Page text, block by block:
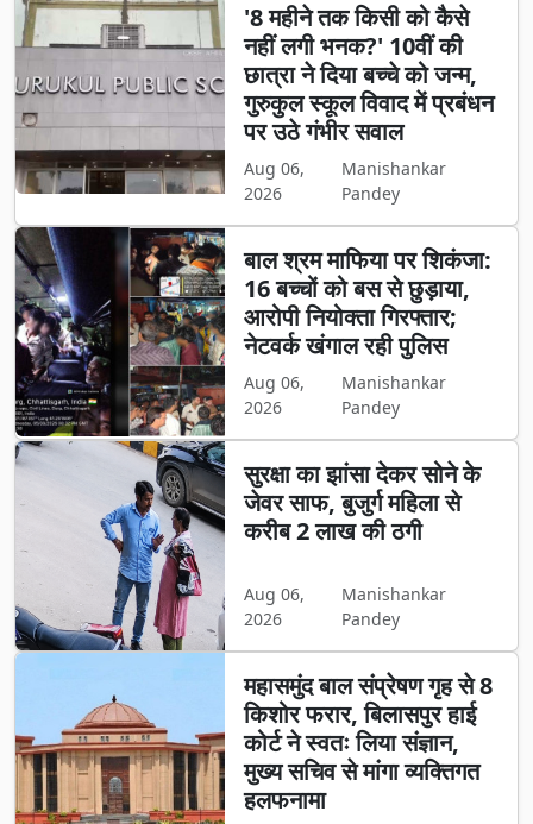
'8 महीने तक किसी को कैसे
नहीं लगी भनक?' 10वीं की
छात्रा ने दिया बच्चे को जन्म,
गुरुकुल स्कूल विवाद में प्रबंधन
पर उठे गंभीर सवाल
Aug 06,
2026
Manishankar
Pandey
बाल श्रम माफिया पर शिकंजा:
16 बच्चों को बस से छुड़ाया,
आरोपी नियोक्ता गिरफ्तार;
नेटवर्क खंगाल रही पुलिस
Aug 06,
2026
Manishankar
Pandey
सुरक्षा का झांसा देकर सोने के
जेवर साफ, बुजुर्ग महिला से
करीब 2 लाख की ठगी
Aug 06,
2026
Manishankar
Pandey
महासमुंद बाल संप्रेषण गृह से 8
किशोर फरार, बिलासपुर हाई
कोर्ट ने स्वतः लिया संज्ञान,
मुख्य सचिव से मांगा व्यक्तिगत
हलफनामा